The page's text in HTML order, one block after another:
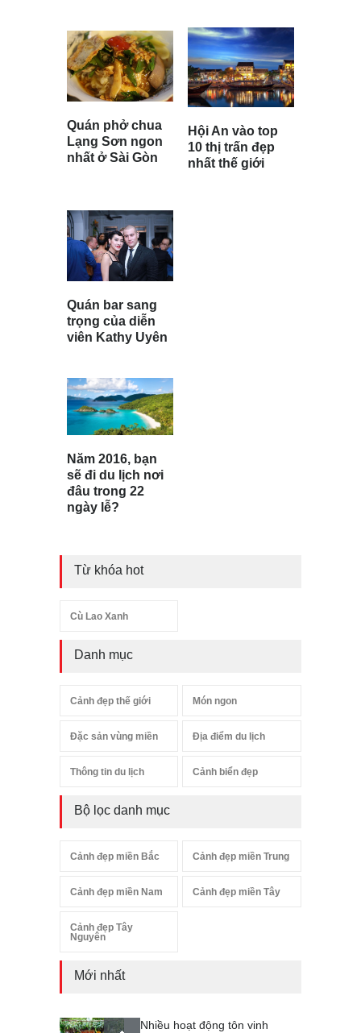
Quán phở chua
Lạng Sơn ngon
nhất ở Sài Gòn
Hội An vào top
10 thị trấn đẹp
nhất thế giới
Quán bar sang
trọng của diễn
viên Kathy Uyên
Năm 2016, bạn
sẽ đi du lịch nơi
đâu trong 22
ngày lễ?
Từ khóa hot
Cù Lao Xanh
Danh mục
Cảnh đẹp thế giới Món ngon
Đặc sản vùng miền Địa điểm du lịch
Thông tin du lịch Cảnh biển đẹp
Bộ lọc danh mục
Cảnh đẹp miền Bắc Cảnh đẹp miền Trung
Cảnh đẹp miền Nam Cảnh đẹp miền Tây
Cảnh đẹp Tây
Nguyên
Mới nhất
Nhiều hoạt động tôn vinh